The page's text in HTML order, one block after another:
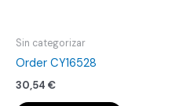
Sin categorizar
Order CY16528
30,54 €